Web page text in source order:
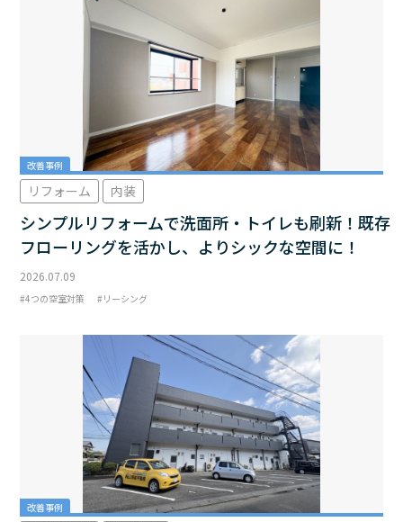
改善事例
リフォーム 内装
シンプルリフォームで洗面所・トイレも刷新！既存
フローリングを活かし、よりシックな空間に！
2026.07.09
4つの空室対策 リーシング
改善事例